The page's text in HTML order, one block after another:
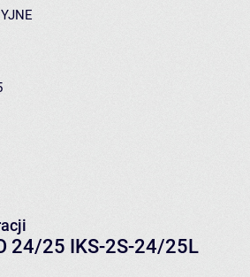
24/25 IKS-2S-24/25L